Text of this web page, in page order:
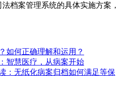
档案管理系统的具体实施方案，
如何正确理解和运用？
智慧医疗，从病案开始
：无纸化病案归档如何满足等保